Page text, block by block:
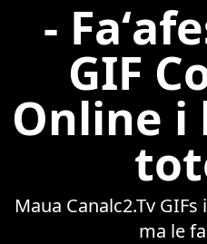
-
GIF
Online i
Maua Canalc2.Tv
ma le